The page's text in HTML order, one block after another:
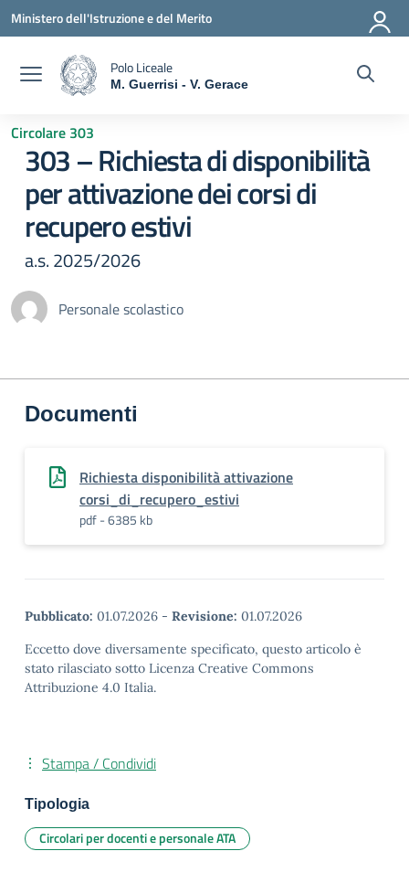
Vai ai contenuti
Vai al menu di navigazione
Vai al footer
Ministero dell'Istruzione e del Merito
Polo Liceale
M. Guerrisi - V. Gerace
Circolare 303
303 – Richiesta di disponibilità
per attivazione dei corsi di
recupero estivi
a.s. 2025/2026
Personale scolastico
Documenti
Richiesta disponibilità attivazione
corsi_di_recupero_estivi
pdf - 6385 kb
Pubblicato: 01.07.2026 - Revisione: 01.07.2026
Eccetto dove diversamente specificato, questo articolo è
stato rilasciato sotto Licenza Creative Commons
Attribuzione 4.0 Italia.
Stampa / Condividi
Tipologia
Circolari per docenti e personale ATA